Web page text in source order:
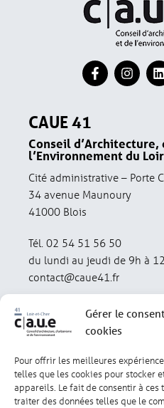
Gérer le
cookies
Pour offrir les meilleures
telles que les cookies pour stocker
appareils. Le fait de consentir à ces
traiter des données telles que le
CAUE 41
Conseil d’Architecture,
l’Environnement du
Cité administrative – Porte C
34 avenue Maunoury
41000 Blois
Tél. 02 54 51 56 50
du lundi au jeudi de 9h à
contact@caue41.fr
Mentions légales
Lexique Réalisation :